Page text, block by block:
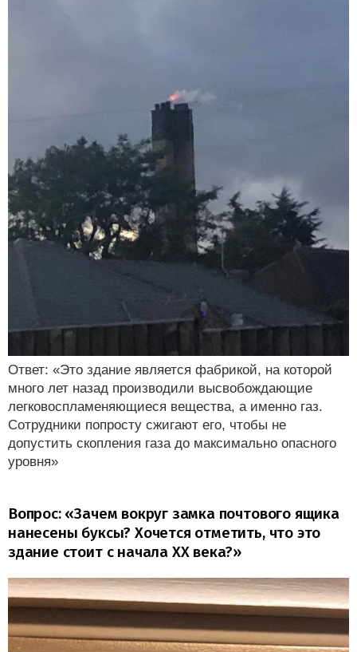
Ответ: «Это здание является фабрикой, на которой
много лет назад производили высвобождающие
легковоспламеняющиеся вещества, а именно газ.
Сотрудники попросту сжигают его, чтобы не
допустить скопления газа до максимально опасного
уровня»
Вопрос: «Зачем вокруг замка почтового ящика
нанесены буксы? Хочется отметить, что это
здание стоит с начала XX века?»